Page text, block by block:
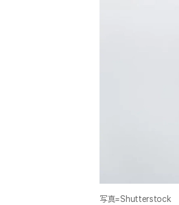
写真=Shutterstock